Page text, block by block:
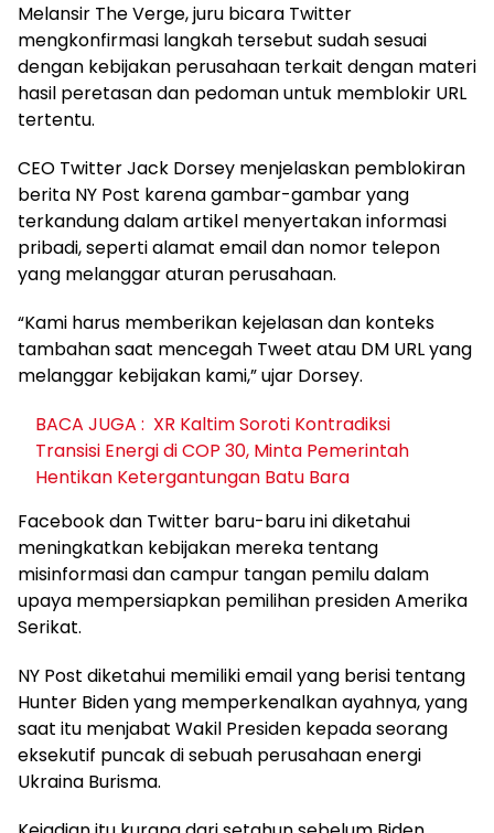
Melansir The Verge, juru bicara Twitter
mengkonfirmasi langkah tersebut sudah sesuai
dengan kebijakan perusahaan terkait dengan materi
hasil peretasan dan pedoman untuk memblokir URL
tertentu.
CEO Twitter Jack Dorsey menjelaskan pemblokiran
berita NY Post karena gambar-gambar yang
terkandung dalam artikel menyertakan informasi
pribadi, seperti alamat email dan nomor telepon
yang melanggar aturan perusahaan.
“Kami harus memberikan kejelasan dan konteks
tambahan saat mencegah Tweet atau DM URL yang
melanggar kebijakan kami,” ujar Dorsey.
BACA JUGA : XR Kaltim Soroti Kontradiksi
Transisi Energi di COP 30, Minta Pemerintah
Hentikan Ketergantungan Batu Bara
Facebook dan Twitter baru-baru ini diketahui
meningkatkan kebijakan mereka tentang
misinformasi dan campur tangan pemilu dalam
upaya mempersiapkan pemilihan presiden Amerika
Serikat.
NY Post diketahui memiliki email yang berisi tentang
Hunter Biden yang memperkenalkan ayahnya, yang
saat itu menjabat Wakil Presiden kepada seorang
eksekutif puncak di sebuah perusahaan energi
Ukraina Burisma.